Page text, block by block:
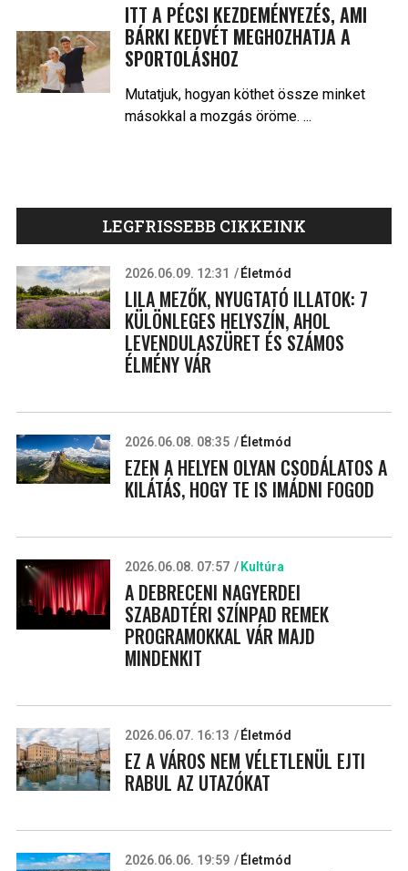
ITT A PÉCSI KEZDEMÉNYEZÉS, AMI
BÁRKI KEDVÉT MEGHOZHATJA A
SPORTOLÁSHOZ
Mutatjuk, hogyan köthet össze minket
másokkal a mozgás öröme. ...
LEGFRISSEBB CIKKEINK
2026.06.09. 12:31 Életmód
LILA MEZŐK, NYUGTATÓ ILLATOK: 7
KÜLÖNLEGES HELYSZÍN, AHOL
LEVENDULASZÜRET ÉS SZÁMOS
ÉLMÉNY VÁR
2026.06.08. 08:35 Életmód
EZEN A HELYEN OLYAN CSODÁLATOS A
KILÁTÁS, HOGY TE IS IMÁDNI FOGOD
2026.06.08. 07:57 Kultúra
A DEBRECENI NAGYERDEI
SZABADTÉRI SZÍNPAD REMEK
PROGRAMOKKAL VÁR MAJD
MINDENKIT
2026.06.07. 16:13 Életmód
EZ A VÁROS NEM VÉLETLENÜL EJTI
RABUL AZ UTAZÓKAT
2026.06.06. 19:59 Életmód